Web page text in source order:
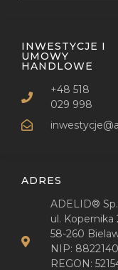
ADRES
ADELID®
ul. Kopernika
58-260
NIP:
REGON:
INWESTYCJE I
UMOWY
HANDLOWE
+48 518
029 998